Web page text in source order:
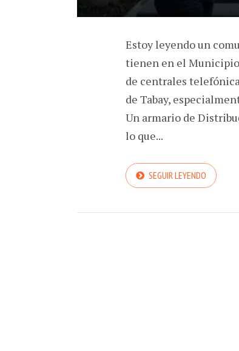
Estoy leyendo un
tienen en el
de centrales
de Tabay,
Un armario de
lo que...
SEGUIR LEYENDO